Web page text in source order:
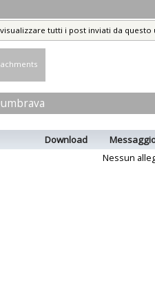
tutti i post inviati da
Download
Nessun